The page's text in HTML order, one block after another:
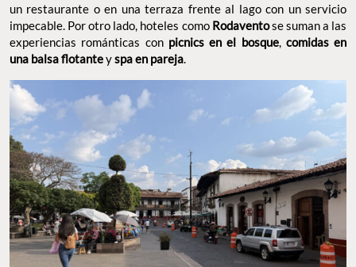
un restaurante o en una terraza frente al lago con un servicio
impecable. Por otro lado, hoteles como Rodaventose suman a las
experiencias románticas conpicnics en el bosque, comidas en
una balsa flotanteyspa en pareja.